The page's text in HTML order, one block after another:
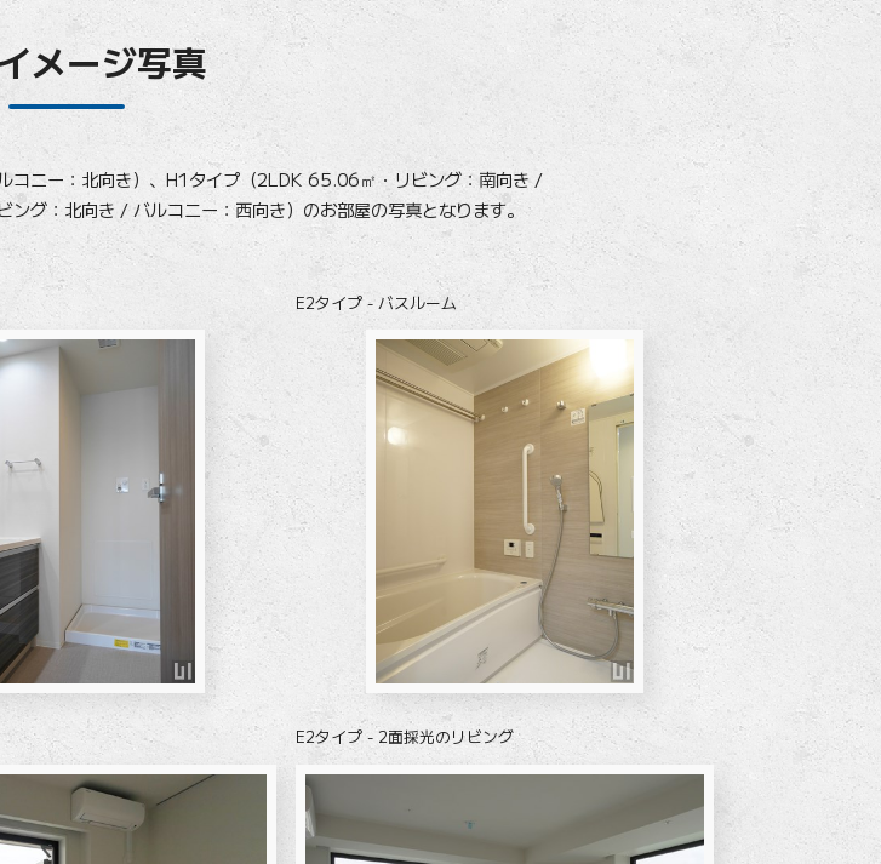
メージ写真
ニー：北向き）、H1タイプ（2LDK 65.06㎡・リビング：南向き /
グ：北向き / バルコニー：西向き）のお部屋の写真となります。
E2タイプ - バスルーム
E2タイプ - 2面採光のリビング